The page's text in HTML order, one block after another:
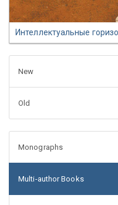
Интеллектуальные
New
Old
Monographs
Multi-author Books